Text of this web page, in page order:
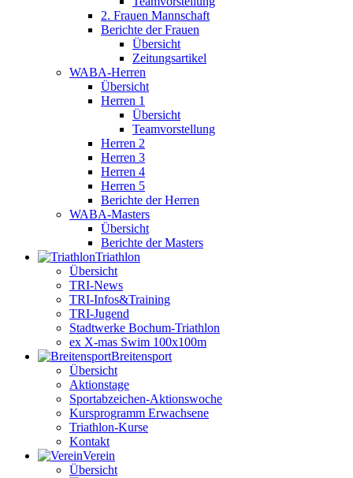
2. Frauen Mannschaft
Berichte der Frauen
Übersicht
Zeitungsartikel
WABA-Herren
Übersicht
Herren 1
Übersicht
Teamvorstellung
Herren 2
Herren 3
Herren 4
Herren 5
Berichte der Herren
WABA-Masters
Übersicht
Berichte der Masters
Triathlon
Übersicht
TRI-News
TRI-Infos&Training
TRI-Jugend
Stadtwerke Bochum-Triathlon
ex X-mas Swim 100x100m
Breiten­sport
Übersicht
Aktionstage
Sportabzeichen-Aktionswoche
Kursprogramm Erwachsene
Triathlon-Kurse
Kontakt
Verein
Übersicht